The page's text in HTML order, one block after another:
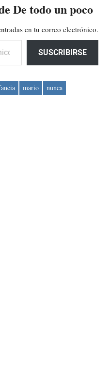
De todo un poco
en tu correo electrónico.
SUSCRIBIRSE
mario
nunca